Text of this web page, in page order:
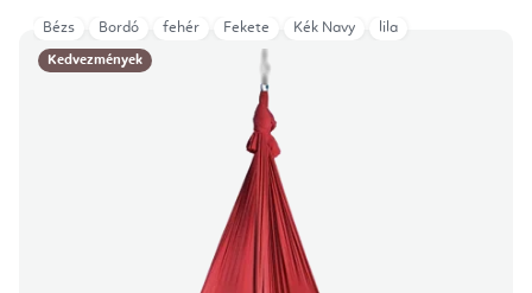
Kedvezmények
Bézs Bordó fehér Fekete Kék Navy lila